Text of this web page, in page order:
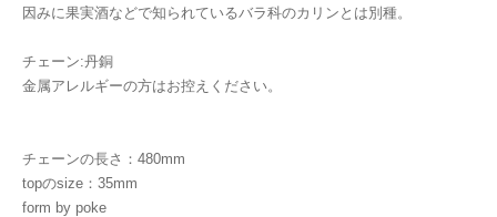
因みに果実酒などで知られているバラ科のカリンとは別種。
チェーン:丹銅
金属アレルギーの方はお控えください。
チェーンの長さ：480mm
topのsize：35mm
form by poke